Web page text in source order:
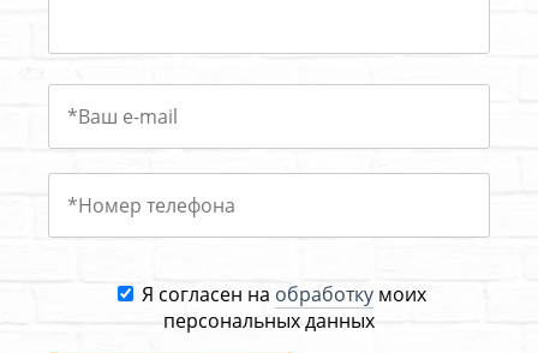
Я согласен на обработкумоих
персональных данных